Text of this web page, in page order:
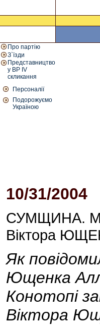
Про партію
З`їзди
Представництво
у ВР IV
скликання
Персоналії
Подорожуємо
Україною
10/31/2004
СУМЩИНА.
Віктора
Як
Ющенка
Конотопі
Віктора